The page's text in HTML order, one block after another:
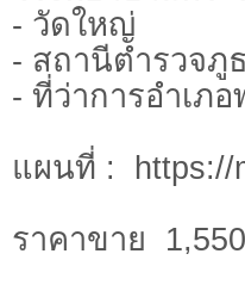
- วัดใหญ่
- สถานีตำรวจภู
- ที่ว่าการอำเภ
แผนที่ : https://
ราคาขาย